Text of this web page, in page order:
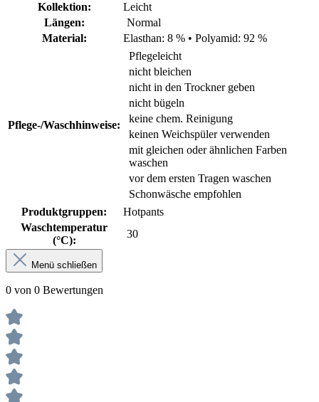
Kollektion:
Leicht
Längen:
Normal
Material:
Elasthan: 8 % • Polyamid: 92 %
Pflege-/Waschhinweise:
Pflegeleicht
nicht bleichen
nicht in den Trockner geben
nicht bügeln
keine chem. Reinigung
keinen Weichspüler verwenden
mit gleichen oder ähnlichen Farben
waschen
vor dem ersten Tragen waschen
Schonwäsche empfohlen
Produktgruppen:
Hotpants
Waschtemperatur
(°C):
30
Menü schließen
0 von 0 Bewertungen